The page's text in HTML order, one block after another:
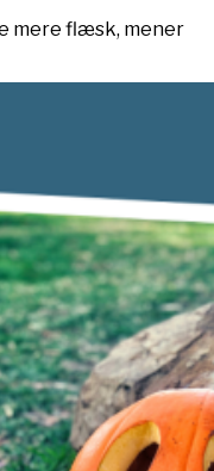
mere flæsk, mener